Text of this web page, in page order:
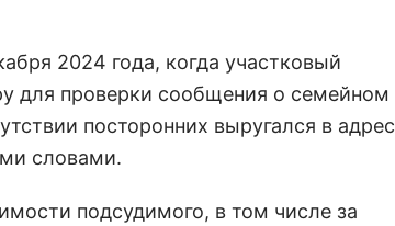
2024 года, когда участковый
для проверки сообщения о семейном
посторонних выругался в адрес
словами.
подсудимого, в том числе за